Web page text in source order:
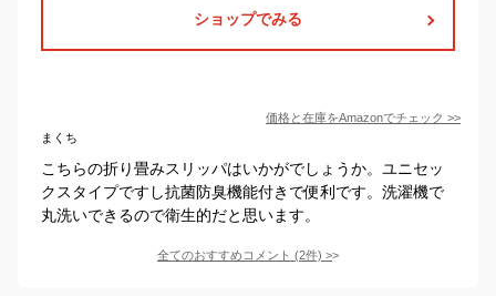
ショップでみる
価格と在庫をAmazonでチェック >>
まくち
こちらの折り畳みスリッパはいかがでしょうか。ユニセッ
クスタイプですし抗菌防臭機能付きで便利です。洗濯機で
丸洗いできるので衛生的だと思います。
全てのおすすめコメント (2件) >